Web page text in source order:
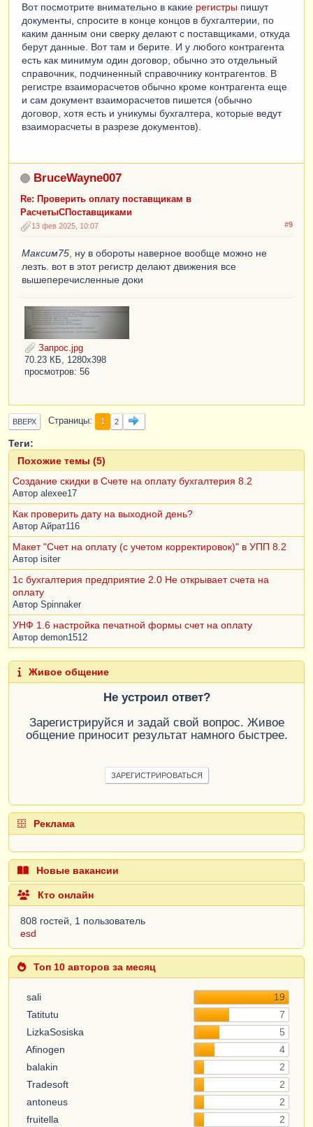
Вот посмотрите внимательно в какие регистры пишут
документы, спросите в конце концов в бухгалтерии, по
каким данным они сверку делают с поставщиками, откуда
берут данные. Вот там и берите. И у любого контрагента
есть как минимум один договор, обычно это отдельный
справочник, подчиненный справочнику контрагентов. В
регистре взаиморасчетов обычно кроме контрагента еще
и сам документ взаиморасчетов пишется (обычно
договор, хотя есть и уникумы бухгалтера, которые ведут
взаиморасчеты в разрезе документов).
BruceWayne007
Re: Проверить оплату поставщикам в
РасчетыСПоставщиками
#9
13 фев 2025, 10:07
Максим75 , ну в обороты наверное вообще можно не
лезть. вот в этот регистр делают движения все
вышеперечисленные доки
Запрос.jpg
70.23 КБ, 1280x398
просмотров: 56
ВВЕРХ Страницы 1 2
Теги:
Похожие темы (5)
Создание скидки в Счете на оплату бухгалтерия 8.2
Автор alexee17
Как проверить дату на выходной день?
Автор Айрат116
Макет "Счет на оплату (с учетом корректировок)" в УПП 8.2
Автор isiter
1c бухгалтерия предприятие 2.0 Не открывает счета на
оплату
Автор Spinnaker
УНФ 1.6 настройка печатной формы счет на оплату
Автор demon1512
Живое общение
Не устроил ответ?
Зарегистрируйся и задай свой вопрос. Живое
общение приносит результат намного быстрее.
ЗАРЕГИСТРИРОВАТЬСЯ
Реклама
Новые вакансии
Кто онлайн
808 гостей, 1 пользователь
esd
Топ 10 авторов за месяц
sali
19
Tatitutu
7
LizkaSosiska
5
Afinogen
4
balakin
2
Tradesoft
2
antoneus
2
fruitella
2